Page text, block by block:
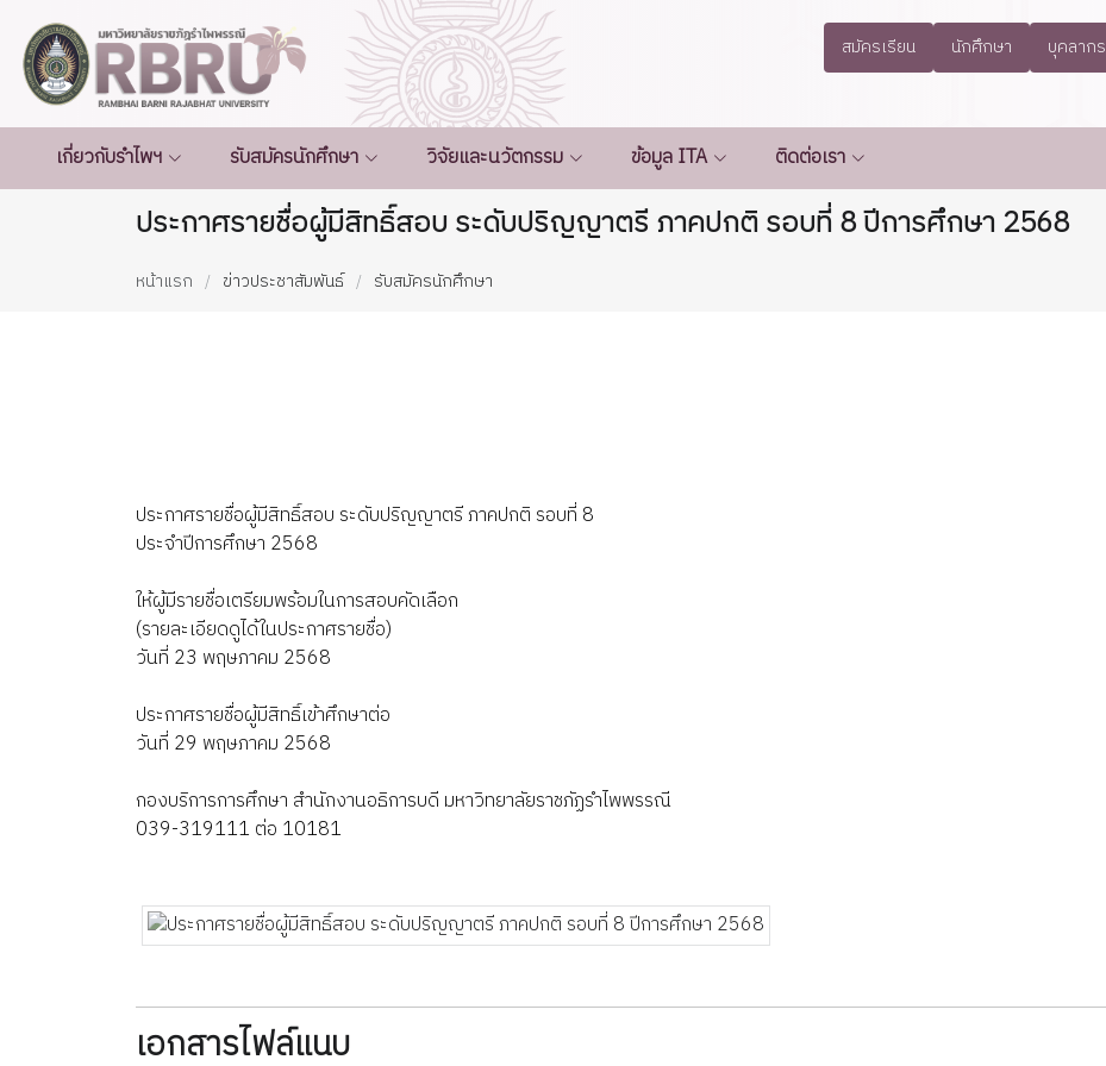
สมัครเรียน นักศึกษา บุคลากร
เกี่ยวกับรำไพฯ รับสมัครนักศึกษา วิจัยและนวัตกรรม ข้อมูล ITA ติดต่อเรา
ประกาศรายชื่อผู้มีสิทธิ์สอบ ระดับปริญญาตรี ภาคปกติ รอบที่ 8 ปีการศึกษา 2568
หน้าแรก ข่าวประชาสัมพันธ์ รับสมัครนักศึกษา
ประกาศรายชื่อผู้มีสิทธิ์สอบ ระดับปริญญาตรี ภาคปกติ รอบที่ 8
ประจำปีการศึกษา 2568
ให้ผู้มีรายชื่อเตรียมพร้อมในการสอบคัดเลือก
(รายละเอียดดูได้ในประกาศรายชื่อ)
วันที่ 23 พฤษภาคม 2568
ประกาศรายชื่อผู้มีสิทธิ์เข้าศึกษาต่อ
วันที่ 29 พฤษภาคม 2568
กองบริการการศึกษา สำนักงานอธิการบดี มหาวิทยาลัยราชภัฏรำไพพรรณี
039-319111 ต่อ 10181
เอกสารไฟล์แนบ